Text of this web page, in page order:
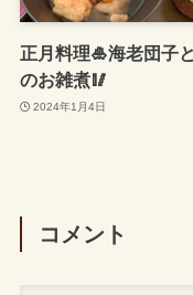
正月料理🎍海老団子
のお雑煮🥢
2024年1月4日
コメント